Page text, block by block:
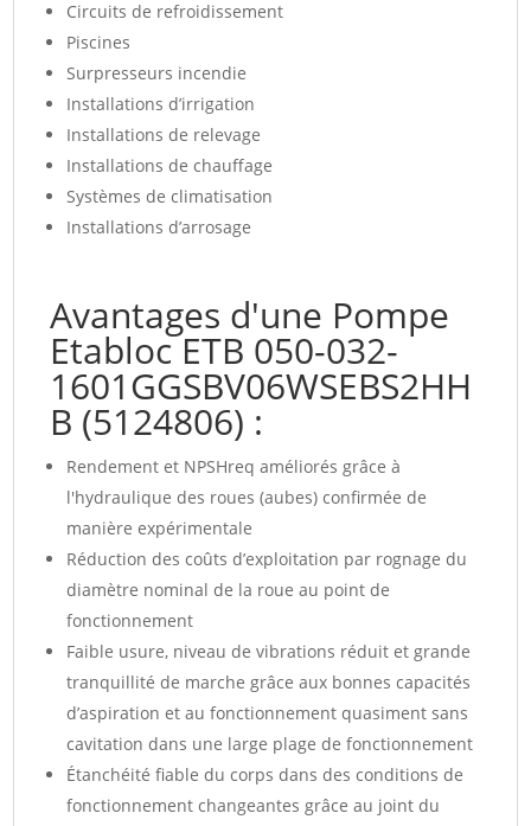
Circuits de refroidissement
Piscines
Surpresseurs incendie
Installations d’irrigation
Installations de relevage
Installations de chauffage
Systèmes de climatisation
Installations d’arrosage
Avantages d'une Pompe
Etabloc ETB 050-032-
1601GGSBV06WSEBS2HH
B (5124806) :
Rendement et NPSHreq améliorés grâce à
l'hydraulique des roues (aubes) confirmée de
manière expérimentale
Réduction des coûts d’exploitation par rognage du
diamètre nominal de la roue au point de
fonctionnement
Faible usure, niveau de vibrations réduit et grande
tranquillité de marche grâce aux bonnes capacités
d’aspiration et au fonctionnement quasiment sans
cavitation dans une large plage de fonctionnement
Étanchéité fiable du corps dans des conditions de
fonctionnement changeantes grâce au joint du